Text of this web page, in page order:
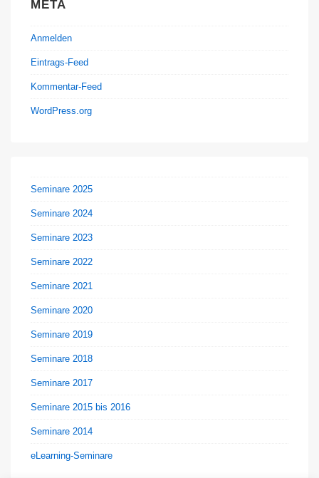
META
Anmelden
Eintrags-Feed
Kommentar-Feed
WordPress.org
Seminare 2025
Seminare 2024
Seminare 2023
Seminare 2022
Seminare 2021
Seminare 2020
Seminare 2019
Seminare 2018
Seminare 2017
Seminare 2015 bis 2016
Seminare 2014
eLearning-Seminare